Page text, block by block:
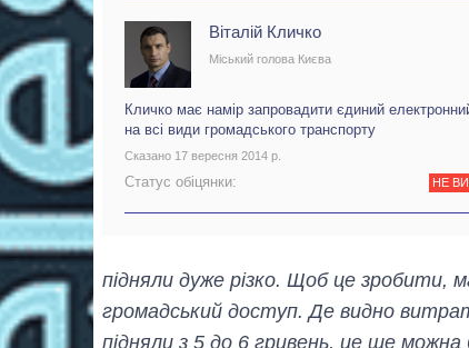
Віталій Кличко
Міський голова Києва
Кличко має намір запровадити єдиний
на всі види громадського транспорту
Сказано 17 вересня 2014 р.
Статус обіцянки: НЕ
підняли дуже різко. Щоб це зробити,
громадський доступ. Де видно
підняли з 5 до 6 гривень, це ще можна